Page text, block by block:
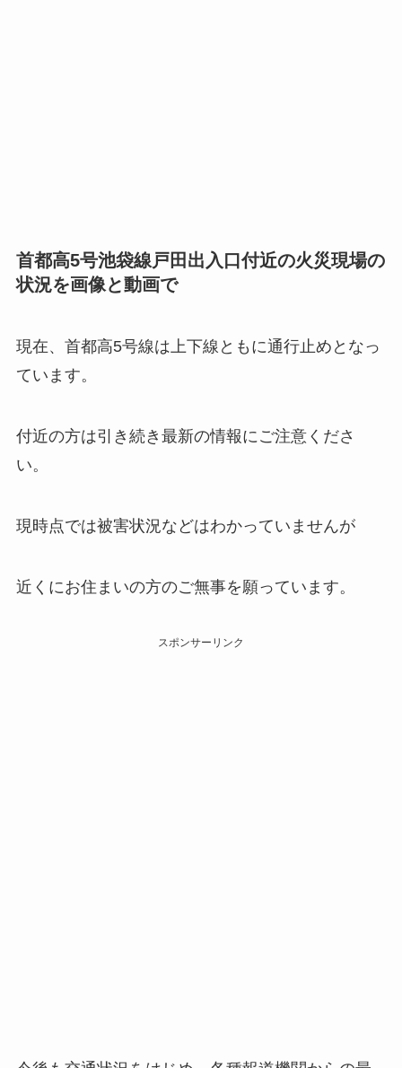
首都高5号池袋線戸田出入口付近の火災現場の
状況を画像と動画で
現在、首都高5号線は上下線ともに通行止めとなっ
ています。
付近の方は引き続き最新の情報にご注意くださ
い。
現時点では被害状況などはわかっていませんが
近くにお住まいの方のご無事を願っています。
スポンサーリンク